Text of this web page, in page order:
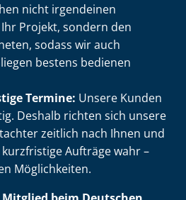
nicht irgendeinen
Projekt, sondern den
sodass wir auch
bestens bedienen
Termine: Unsere Kunden
Deshalb richten sich unsere
zeitlich nach Ihnen und
Aufträge wahr –
Möglichkeiten.